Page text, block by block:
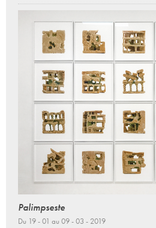
Palimpseste
Du 19 - 01 au 09 - 03 - 2019